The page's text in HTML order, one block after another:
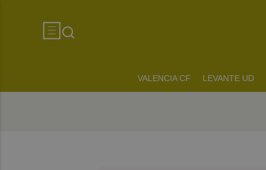
VALENCIA CF LEVANTE UD